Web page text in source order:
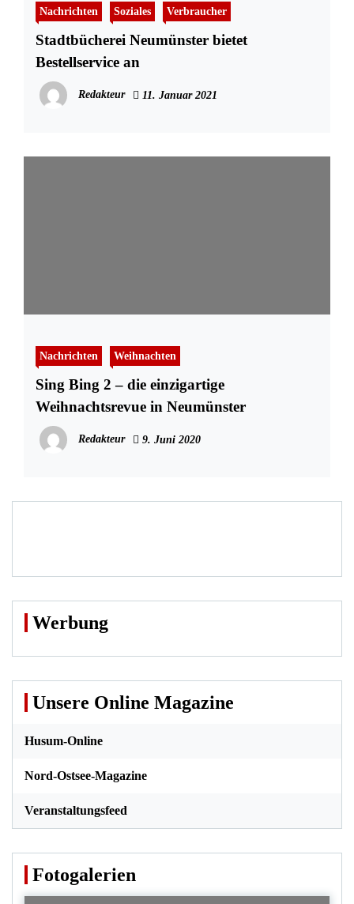
Nachrichten Soziales Verbraucher
Stadtbücherei Neumünster bietet
Bestellservice an
Redakteur 11. Januar 2021
Nachrichten Weihnachten
Sing Bing 2 – die einzigartige
Weihnachtsrevue in Neumünster
Redakteur 9. Juni 2020
Werbung
Unsere Online Magazine
Husum-Online
Nord-Ostsee-Magazine
Veranstaltungsfeed
Fotogalerien